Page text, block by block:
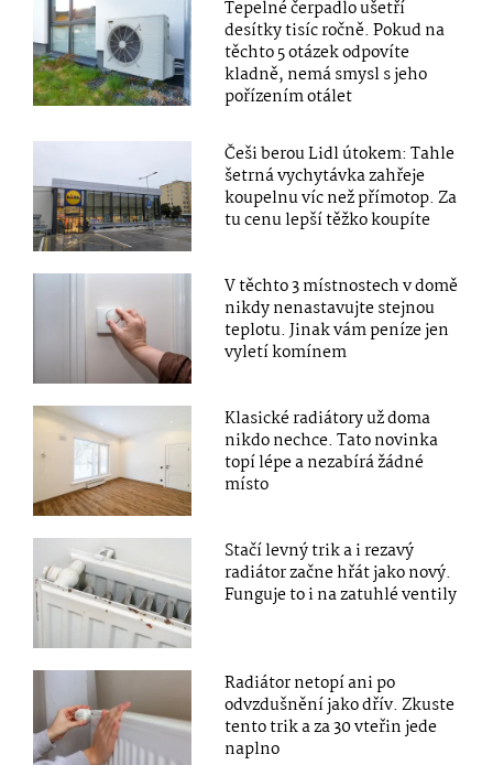
Tepelné čerpadlo ušetří
desítky tisíc ročně. Pokud na
těchto 5 otázek odpovíte
kladně, nemá smysl s jeho
pořízením otálet
Češi berou Lidl útokem: Tahle
šetrná vychytávka zahřeje
koupelnu víc než přímotop. Za
tu cenu lepší těžko koupíte
V těchto 3 místnostech v domě
nikdy nenastavujte stejnou
teplotu. Jinak vám peníze jen
vyletí komínem
Klasické radiátory už doma
nikdo nechce. Tato novinka
topí lépe a nezabírá žádné
místo
Stačí levný trik a i rezavý
radiátor začne hřát jako nový.
Funguje to i na zatuhlé ventily
Radiátor netopí ani po
odvzdušnění jako dřív. Zkuste
tento trik a za 30 vteřin jede
naplno